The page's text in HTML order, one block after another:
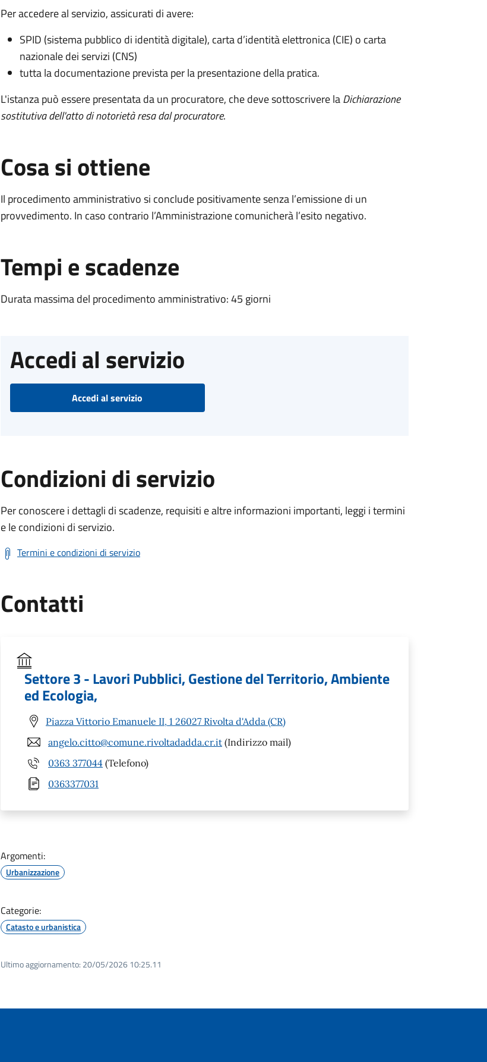
Per accedere al servizio, assicurati di avere:
SPID (sistema pubblico di identità digitale), carta d’identità elettronica (CIE) o carta
nazionale dei servizi (CNS)
tutta la documentazione prevista per la presentazione della pratica.
L'istanza può essere presentata da un procuratore, che deve sottoscrivere laDichiarazione
sostitutiva dell'atto di notorietà resa dal procuratore.
Cosa si ottiene
Il procedimento amministrativo si conclude positivamente senza l’emissione di un
provvedimento. In caso contrario l’Amministrazione comunicherà l’esito negativo.
Tempi e scadenze
Durata massima del procedimento amministrativo: 45 giorni
Accedi al servizio
Accedi al servizio
Condizioni di servizio
Per conoscere i dettagli di scadenze, requisiti e altre informazioni importanti, leggi i termini
e le condizioni di servizio.
Termini e condizioni di servizio
Contatti
Settore 3 - Lavori Pubblici, Gestione del Territorio, Ambiente
ed Ecologia,
Piazza Vittorio Emanuele II, 1 26027 Rivolta d'Adda (CR)
angelo.citto@comune.rivoltadadda.cr.it (Indirizzo mail)
0363 377044 (Telefono)
0363377031
Argomenti:
Urbanizzazione
Categorie:
Catasto e urbanistica
Ultimo aggiornamento: 20/05/2026 10:25.11